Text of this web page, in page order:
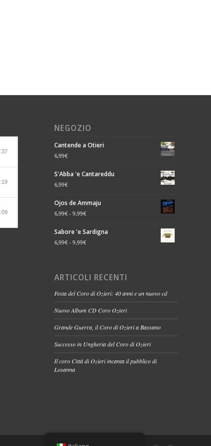
NEGOZIO
Cantende a Otieri
6,99€
S'Abba 'e Cantareddu
6,99€
Ojos de Ammaju
6,99€ - 9,99€
Sabore 'e Sardigna
6,99€ - 9,99€
ARTICOLI RECENTI
Festa del Coro di Ozieri: 40 anni e un nuovo cd
Nuovo Album CD Coro Ozieri
Grande Guerra, il Coro di Ozieri a Bassano
Successo in Ungheria del Coro di Ozieri
Il coro Città di Ozieri incanta il pubblico di
Losanna